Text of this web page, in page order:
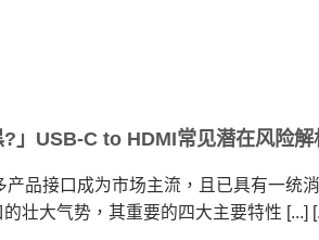
?」USB-C to HDMI常见潜在风险解
产品接口成为市场主流，且已具有一统
壮大气势，其重要的四大主要特性 [...]